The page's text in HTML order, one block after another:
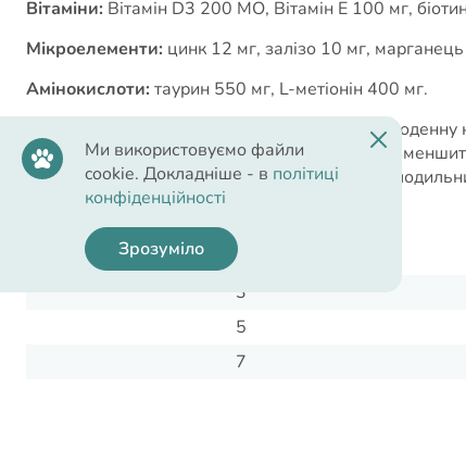
Вітаміни: Вітамін D3 200 МО, Вітамін Е 100 мг,
Mікроелементи: цинк 12 мг, залізо 10 мг,
Амінокислоти: таурин 550 мг, L-метіонін 400 мг.
рекомендовану щоденну
якості доповнення до сухого корму, то варто
температури. Після відкриття зберігайте у
Вага кота, кг
2
3
5
7
Ми використовуємо файли
cookie. Докладніше - в політиці
конфіденційності
Зрозуміло